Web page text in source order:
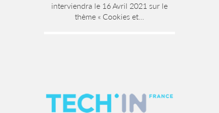
interviendra le 16 Avril 2021 sur le
thème « Cookies et...